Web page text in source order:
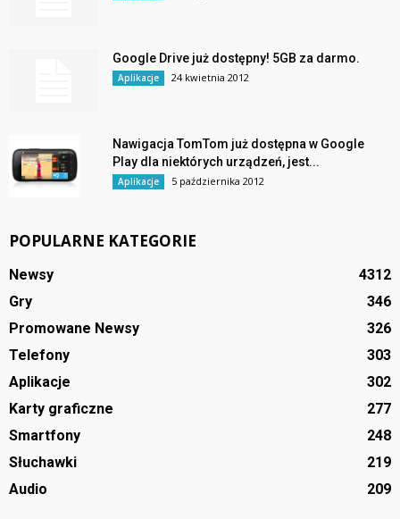
Google Drive już dostępny! 5GB za darmo.
Aplikacje 24 kwietnia 2012
Nawigacja TomTom już dostępna w Google
Play dla niektórych urządzeń, jest...
Aplikacje 5 października 2012
POPULARNE KATEGORIE
Newsy
4312
Gry
346
Promowane Newsy
326
Telefony
303
Aplikacje
302
Karty graficzne
277
Smartfony
248
Słuchawki
219
Audio
209